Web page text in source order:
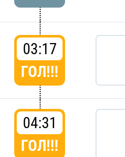
03:17
ГОЛ!!!
04:31
ГОЛ!!!